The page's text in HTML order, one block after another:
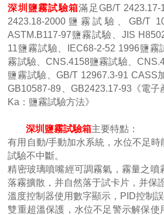
深圳鹽霧試驗箱滿足GB/T
2423.18-2000鹽霧試驗、GB/T
ASTM.B117-97鹽霧試驗、JIS
11鹽霧試驗、IEC68-2-52 1996鹽霧
霧試驗、CNS.4158鹽霧試驗、
鹽霧試驗、GB/T 12967.3-91 CASS
GB10587-89、GB2423.17-93《電子
Ka：鹽霧試驗方法》
深圳鹽霧試驗箱主要特點：
有用自動/手動加水系統，水位不足時
試驗不中斷。
精密玻璃噴嘴經可調霧氣，霧量之噴
落霧擴散，并自然落于試卡片，并保
溫度控制器使用數字顯示，PID控制
雙重超溫保護，水位不足警示解保使